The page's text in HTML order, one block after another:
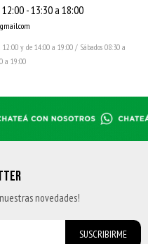
- 13:30 a 18:00
y de 14:00 a 19:00 / Sábados 08:30 a
a 19:00
novedades!
SUSCRIBIRME